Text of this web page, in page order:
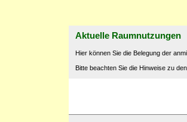
Aktuelle Raumnutzungen
Hier können Sie die Belegung der
Bitte beachten Sie die Hinweise zu